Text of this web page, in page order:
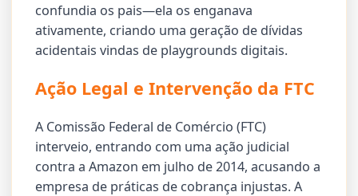
confundia os pais—ela os enganava
ativamente, criando uma geração de dívidas
acidentais vindas de playgrounds digitais.
Ação Legal e Intervenção da FTC
A Comissão Federal de Comércio (FTC)
interveio, entrando com uma ação judicial
contra a Amazon em julho de 2014, acusando a
empresa de práticas de cobrança injustas. A